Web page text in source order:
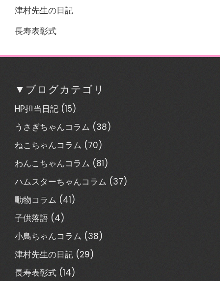
津村先生の日記
長寿表彰式
▼ブログカテゴリ
HP担当日記 (15)
うさぎちゃんコラム (38)
ねこちゃんコラム (70)
わんこちゃんコラム (81)
ハムスターちゃんコラム (37)
動物コラム (41)
子供落語 (4)
小鳥ちゃんコラム (38)
津村先生の日記 (29)
長寿表彰式 (14)